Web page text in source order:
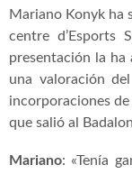
Mariano Konyk ha
centre d’Esports
presentación la
una valoración
incorporaciones
que salió al
Mariano: «Tenía